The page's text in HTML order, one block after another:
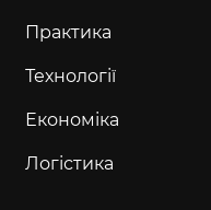
Практика
Технології
Економіка
Логістика